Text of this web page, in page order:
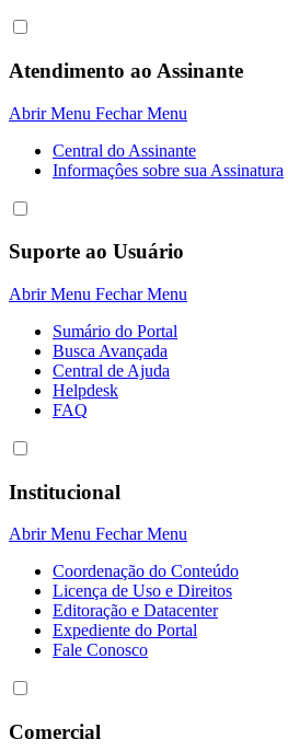
Atendimento ao Assinante
Abrir Menu Fechar Menu
Central do Assinante
Informaçôes sobre sua Assinatura
Suporte ao Usuário
Abrir Menu Fechar Menu
Sumário do Portal
Busca Avançada
Central de Ajuda
Helpdesk
FAQ
Institucional
Abrir Menu Fechar Menu
Coordenação do Conteúdo
Licença de Uso e Direitos
Editoração e Datacenter
Expediente do Portal
Fale Conosco
Comercial